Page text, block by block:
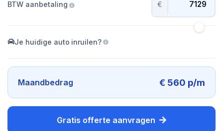
BTW aanbetaling €
Je huidige auto inruilen?
Maandbedrag € 560 p/m
Gratis offerte aanvragen